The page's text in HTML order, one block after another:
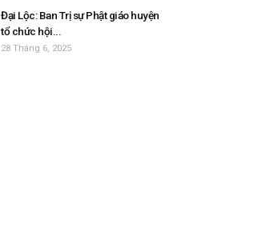
Đại Lộc: Ban Trị sự Phật giáo huyện
tổ chức hội...
28 Tháng 6, 2025